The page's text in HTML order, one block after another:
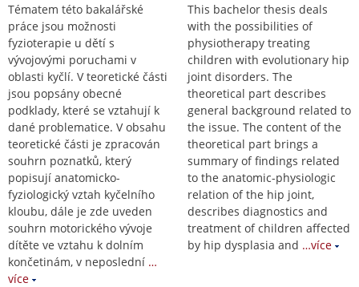
Tématem této bakalářské
práce jsou možnosti
fyzioterapie u dětí s
vývojovými poruchami v
oblasti kyčlí. V teoretické části
jsou popsány obecné
podklady, které se vztahují k
dané problematice. V obsahu
teoretické části je zpracován
souhrn poznatků, který
popisují anatomicko-
fyziologický vztah kyčelního
kloubu, dále je zde uveden
souhrn motorického vývoje
dítěte ve vztahu k dolním
končetinám, v neposlední …
více
This bachelor thesis deals
with the possibilities of
physiotherapy treating
children with evolutionary hip
joint disorders. The
theoretical part describes
general background related to
the issue. The content of the
theoretical part brings a
summary of findings related
to the anatomic-physiologic
relation of the hip joint,
describes diagnostics and
treatment of children affected
by hip dysplasia and …více